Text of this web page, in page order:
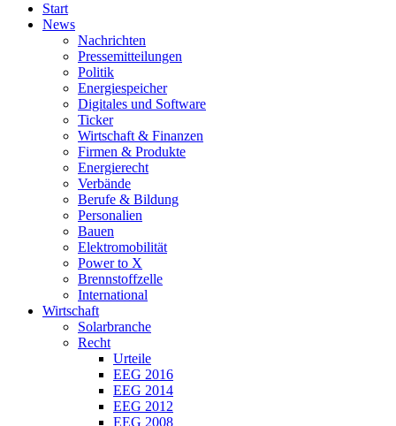
Start
News
Nachrichten
Pressemitteilungen
Politik
Energiespeicher
Digitales und Software
Ticker
Wirtschaft & Finanzen
Firmen & Produkte
Energierecht
Verbände
Berufe & Bildung
Personalien
Bauen
Elektromobilität
Power to X
Brennstoffzelle
International
Wirtschaft
Solarbranche
Recht
Urteile
EEG 2016
EEG 2014
EEG 2012
EEG 2008